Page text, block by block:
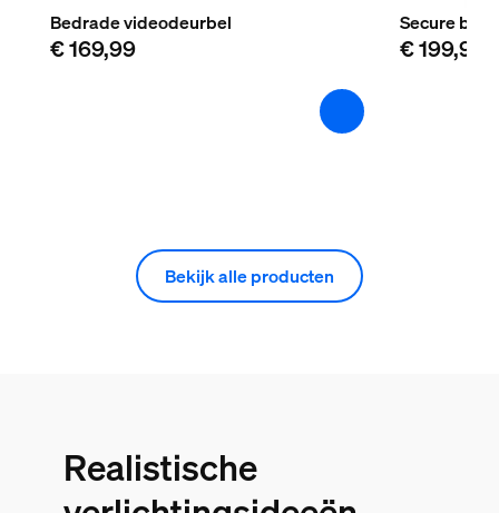
Bedrade videodeurbel
€ 169,99
Secure
€ 199,99
Bekijk alle producten
Realistische